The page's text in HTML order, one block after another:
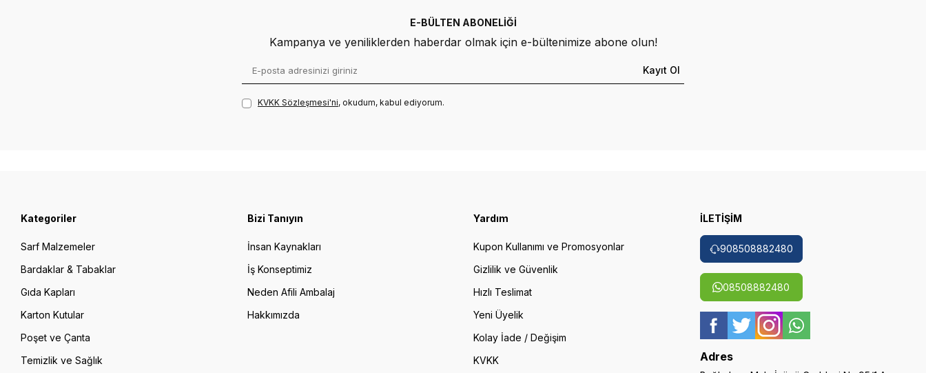
E-BÜLTEN ABONELIĞI
Kampanya ve yeniliklerden haberdar olmak için e-bültenimize abone olun!
Kayıt Ol
KVKK Sözleşmesi'ni, okudum, kabul ediyorum.
Kategoriler
Sarf Malzemeler
Bardaklar & Tabaklar
Gıda Kapları
Karton Kutular
Poşet ve Çanta
Temizlik ve Sağlık
Bizi Tanıyın
İnsan Kaynakları
İş Konseptimiz
Neden Afili Ambalaj
Hakkımızda
Yardım
Kupon Kullanımı ve Promosyonlar
Gizlilik ve Güvenlik
Hızlı Teslimat
Yeni Üyelik
Kolay İade / Değişim
KVKK
İLETİŞİM
908508882480
08508882480
Adres